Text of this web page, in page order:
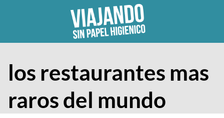
los restaurantes mas
raros del mundo